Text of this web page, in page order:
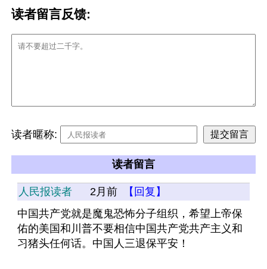
读者留言反馈:
读者暱称:
读者留言
人民报读者 2月前
【回复】
中国共产党就是魔鬼恐怖分子组织，希望上帝保
佑的美国和川普不要相信中国共产党共产主义和
习猪头任何话。中国人三退保平安！